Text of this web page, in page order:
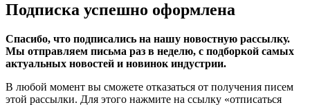
Подписка успешно оформлена
Спасибо, что подписались на нашу новостную рассылку.
Мы отправляем письма раз в неделю, с подборкой самых
актуальных новостей и новинок индустрии.
В любой момент вы сможете отказаться от получения писем
этой рассылки. Для этого нажмите на ссылку «отписаться